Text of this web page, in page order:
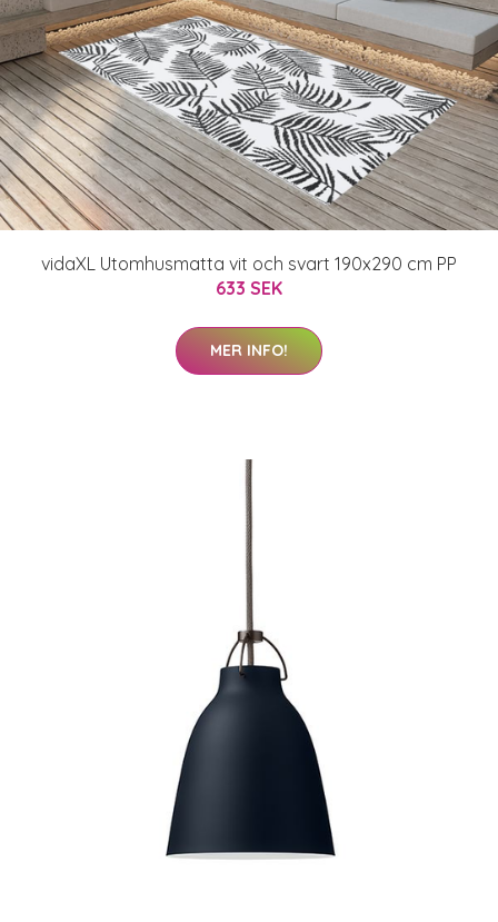
vidaXL Utomhusmatta vit och svart 190x290 cm PP
633 SEK
MER INFO!